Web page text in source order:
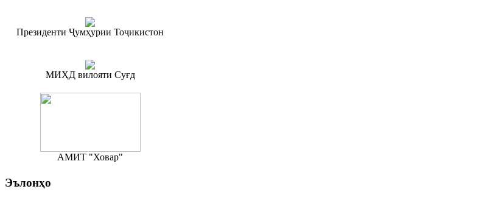
Президенти Ҷумҳурии Тоҷикистон
МИҲД вилояти Суғд
АМИТ "Ховар"
Эълонҳо